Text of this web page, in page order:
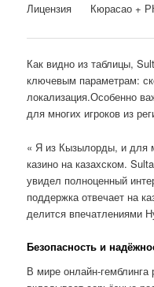
Лицензия
Кюрасао +
Как видно из таблицы,
ключевым параметрам:
локализация.Особенно
для многих игроков из
« Я из Кызылорды, и для
казино на казахском.
увидел полноценный
поддержка отвечает на
делится впечатлениями
Безопасность и
В мире онлайн-гемблинга